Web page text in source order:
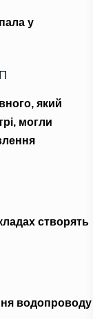
у
який
могли
створять
водопроводу